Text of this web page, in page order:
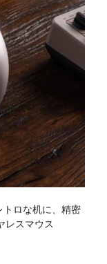
ロな机に、精密
レスマウス